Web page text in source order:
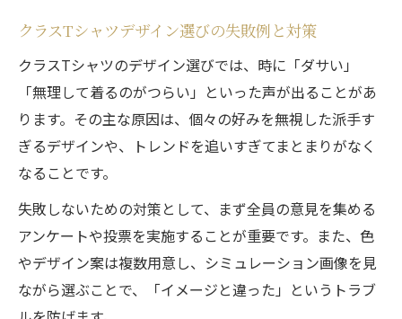
クラスTシャツデザイン選びの失敗例と対策
クラスTシャツのデザイン選びでは、時に「ダサい」
「無理して着るのがつらい」といった声が出ることがあ
ります。その主な原因は、個々の好みを無視した派手す
ぎるデザインや、トレンドを追いすぎてまとまりがなく
なることです。
失敗しないための対策として、まず全員の意見を集める
アンケートや投票を実施することが重要です。また、色
やデザイン案は複数用意し、シミュレーション画像を見
ながら選ぶことで、「イメージと違った」というトラブ